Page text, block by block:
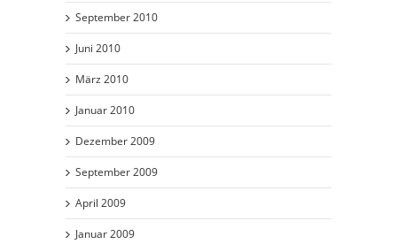
September 2010
Juni 2010
März 2010
Januar 2010
Dezember 2009
September 2009
April 2009
Januar 2009